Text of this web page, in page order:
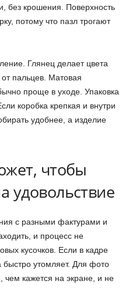
без крошения. Поверхность
потому что пазл трогают
Глянец делает цвета
пальцев. Матовая
проще в уходе. Упаковка
коробка крепкая и внутри
удобнее, а изделие
чтобы
удовольствие
с разными фактурами и
и процесс не
кусочков. Если в кадре
быстро утомляет. Для фото
чем кажется на экране, и не